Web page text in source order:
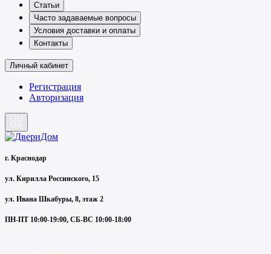
Статьи
Часто задаваемые вопросы
Условия доставки и оплаты
Контакты
Личный кабинет
Регистрация
Авторизация
г. Краснодар
ул. Кирилла Россинского, 15
ул. Ивана Шкабуры, 8, этаж 2
ПН-ПТ 10:00-19:00, СБ-ВС 10:00-18:00